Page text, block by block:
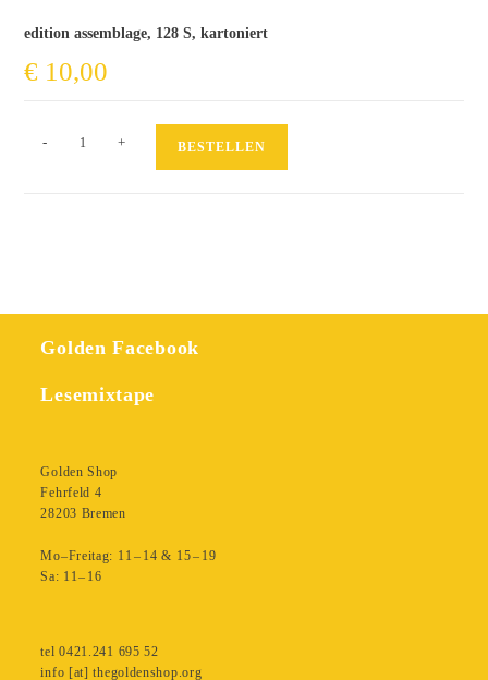
edition assemblage, 128 S, kartoniert
€ 10,00
- + BESTELLEN
Golden Facebook
Lesemixtape
Golden Shop
Fehrfeld 4
28203 Bremen
Mo–Freitag: 11 – 14 & 15 – 19
Sa: 11– 16
tel 0421.241 695 52
info [at] thegoldenshop.org